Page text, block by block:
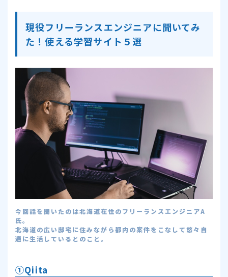
現役フリーランスエンジニアに聞いてみ
た！使える学習サイト５選
今回話を聞いたのは北海道在住のフリーランスエンジニアA
氏。
北海道の広い邸宅に住みながら都内の案件をこなして悠々自
適に生活しているとのこと。
①Qiita